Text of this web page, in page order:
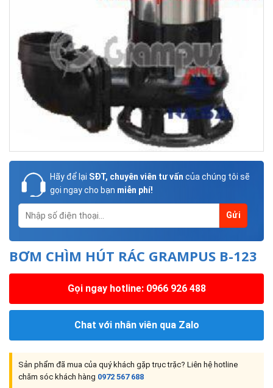
Hãy để lại SĐT, chuyên viên tư vấn của chúng tôi sẽ
gọi ngay cho bạn miễn phí!
BƠM CHÌM HÚT RÁC GRAMPUS B-123
Gọi ngay hotline: 0966 926 488
Chat với nhân viên qua Zalo
Sản phẩm đã mua của quý khách gặp trục trặc? Liên hệ hotline
chăm sóc khách hàng 0972 567 688